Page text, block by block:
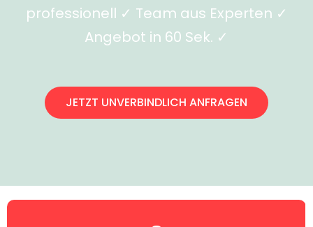
professionell ✓ Team aus Experten ✓
Angebot in 60 Sek. ✓
JETZT UNVERBINDLICH ANFRAGEN